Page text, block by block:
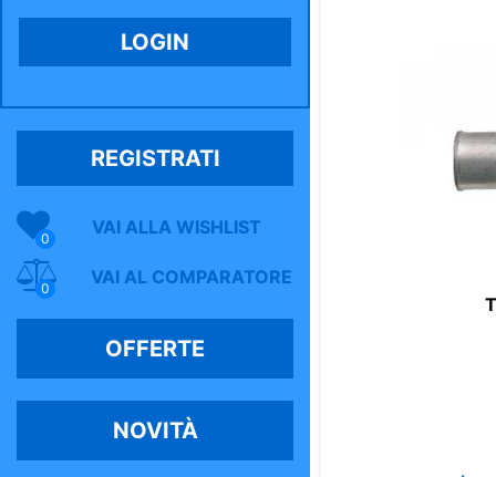
REGISTRATI
VAI ALLA WISHLIST
0
VAI AL COMPARATORE
0
OFFERTE
NOVITÀ